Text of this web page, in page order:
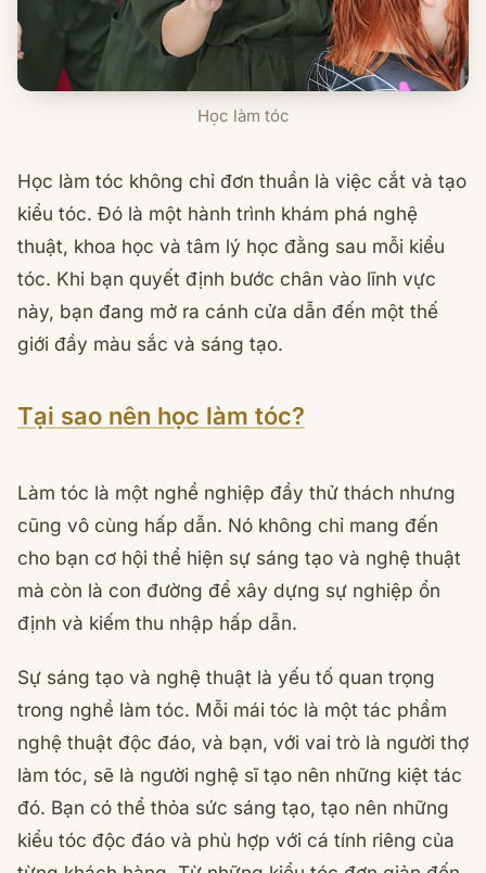
Học làm tóc
Học làm tóc không chỉ đơn thuần là việc cắt và tạo
kiểu tóc. Đó là một hành trình khám phá nghệ
thuật, khoa học và tâm lý học đằng sau mỗi kiểu
tóc. Khi bạn quyết định bước chân vào lĩnh vực
này, bạn đang mở ra cánh cửa dẫn đến một thế
giới đầy màu sắc và sáng tạo.
Tại sao nên học làm tóc?
Làm tóc là một nghề nghiệp đầy thử thách nhưng
cũng vô cùng hấp dẫn. Nó không chỉ mang đến
cho bạn cơ hội thể hiện sự sáng tạo và nghệ thuật
mà còn là con đường để xây dựng sự nghiệp ổn
định và kiếm thu nhập hấp dẫn.
Sự sáng tạo và nghệ thuật là yếu tố quan trọng
trong nghề làm tóc. Mỗi mái tóc là một tác phẩm
nghệ thuật độc đáo, và bạn, với vai trò là người thợ
làm tóc, sẽ là người nghệ sĩ tạo nên những kiệt tác
đó. Bạn có thể thỏa sức sáng tạo, tạo nên những
kiểu tóc độc đáo và phù hợp với cá tính riêng của